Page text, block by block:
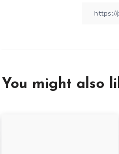
You might also